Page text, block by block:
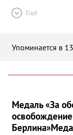
Ещё
Упоминается в
Медаль «За
Берлина»